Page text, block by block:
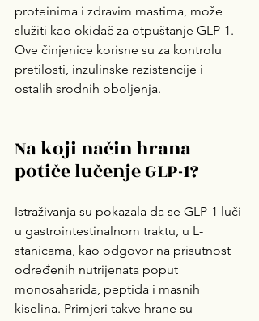
proteinima i zdravim mastima, može
služiti kao okidač za otpuštanje GLP-1.
Ove činjenice korisne su za kontrolu
pretilosti, inzulinske rezistencije i
ostalih srodnih oboljenja.
Na koji način hrana
potiče lučenje GLP-1?
Istraživanja su pokazala da se GLP-1 luči
u gastrointestinalnom traktu, u L-
stanicama, kao odgovor na prisutnost
određenih nutrijenata poput
monosaharida, peptida i masnih
kiselina. Primjeri takve hrane su